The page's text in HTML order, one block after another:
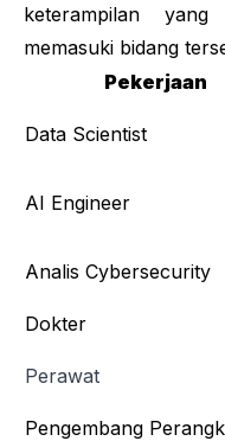
keterampilan
memasuki bidang
Pekerjaan
Data Scientist
AI Engineer
Analis Cybersecurity
Dokter
Perawat
Pengembang